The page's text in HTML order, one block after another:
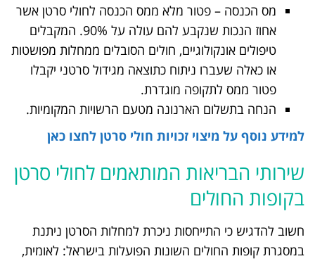
מס הכנסה – פטור מלא ממס הכנסה לחולי סרטן אשר
אחוז הנכות שנקבע להם עולה על 90%. המקבלים
טיפולים אונקולוגיים, חולים הסובלים ממחלות מפושטות
או כאלה שעברו ניתוח כתוצאה מגידול סרטני יקבלו
פטור ממס לתקופה מוגדרת.
הנחה בתשלום הארנונה מטעם הרשויות המקומיות.
למידע נוסף על מיצוי זכויות חולי סרטן לחצו כאן
שירותי הבריאות המותאמים לחולי סרטן
בקופות החולים
חשוב להדגיש כי התייחסות ניכרת למחלות הסרטן ניתנת
במסגרת קופות החולים השונות הפועלות בישראל: לאומית,